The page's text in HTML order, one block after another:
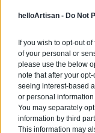
helloArtisan - Do Not
If you wish to opt-out
of your personal or
please use the below
note that after your
seeing interest-based
or personal
You may separately
information by third
This information may
Labels et
Activités :Gros